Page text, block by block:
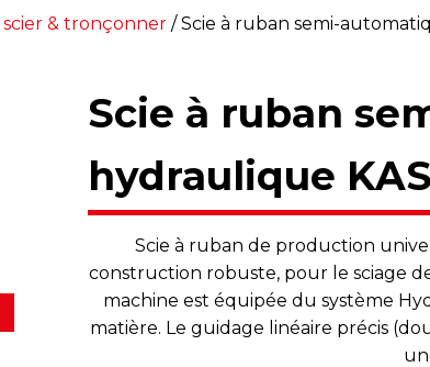
scier & tronçonner /Scie à ruban semi-
Scie à ruban
hydraulique
Scie à ruban de production
construction robuste, pour le sciage
machine est équipée du système
matière. Le guidage linéaire précis